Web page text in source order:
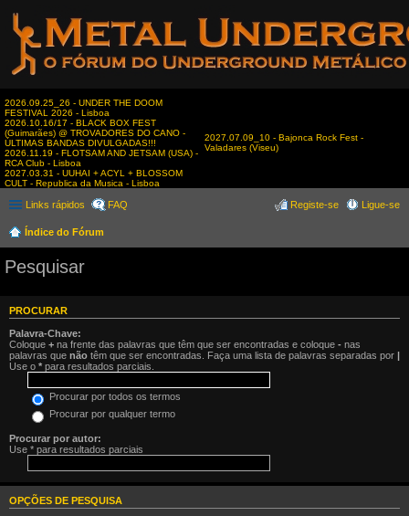
2026.09.25_26 - UNDER THE DOOM
FESTIVAL 2026 - Lisboa
2026.10.16/17 - BLACK BOX FEST
(Guimarães) @ TROVADORES DO CANO -
ÚLTIMAS BANDAS DIVULGADAS!!!
2026.11.19 - FLOTSAM AND JETSAM (USA) -
RCA Club - Lisboa
2027.03.31 - UUHAI + ACYL + BLOSSOM
CULT - Republica da Musica - Lisboa
2027.07.09_10 - Bajonca Rock Fest -
Valadares (Viseu)
Links rápidos FAQ Ligue-se
Registe-se
Índice do Fórum
Pesquisar
PROCURAR
Palavra-Chave:
Coloque + na frente das palavras que têm que ser encontradas e coloque - nas
palavras que não têm que ser encontradas. Faça uma lista de palavras separadas por |
Use o * para resultados parciais.
Procurar por todos os termos
Procurar por qualquer termo
Procurar por autor:
Use * para resultados parciais
OPÇÕES DE PESQUISA